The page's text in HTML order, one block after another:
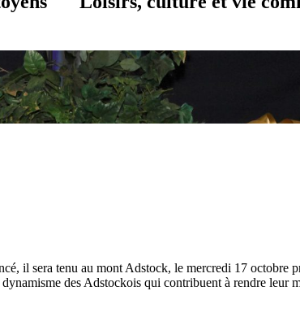
il sera tenu au mont Adstock, le mercredi 17 octobre
des Adstockois qui contribuent à rendre leur